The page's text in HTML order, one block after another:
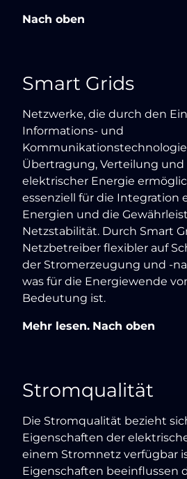
Nach oben
Smart Grids
Netzwerke, die durch den
Informations- und
Übertragung, Verteilung
elektrischer Energie
essenziell für die Integration
Energien und die
Netzstabilität. Durch Smart
Netzbetreiber flexibler auf
der Stromerzeugung und -
was für die Energiewende
Bedeutung ist.
Mehr lesen. Nach oben
Stromqualität
Die Stromqualität bezieht
Eigenschaften der
einem Stromnetz verfügbar
Eigenschaften beeinflussen